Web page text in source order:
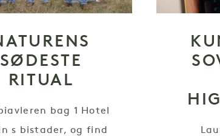
SØDESTE
RITUAL
bag 1 Hotel
s bistader, og find